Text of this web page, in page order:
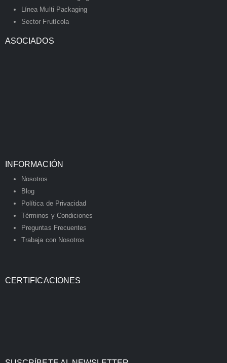
Línea Multi Packaging
Sector Frutícola
ASOCIADOS
INFORMACIÓN
Nosotros
Blog
Política de Privacidad
Términos y Condiciones
Preguntas Frecuentes
Trabaja con Nosotros
CERTIFICACIONES